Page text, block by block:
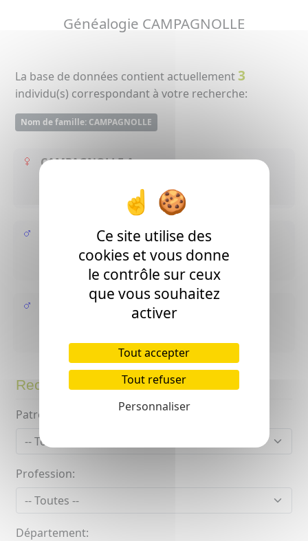
Généalogie CAMPAGNOLLE
La base de données contient actuellement3
individu(s) correspondant à votre recherche:
Nom de famille: CAMPAGNOLLE
CAMPAGNOLLE Anne
CAMPAGNOLLE Jean Ignace
( - >1851 Aussevielle ? )
CAMPAGNOLLE Jean-Baptiste
Recherche avancée
Patronyme:
Profession:
Département:
Ce site utilise des
cookies et vous donne
le contrôle sur ceux
que vous souhaitez
activer
Tout accepter
Tout refuser
Personnaliser